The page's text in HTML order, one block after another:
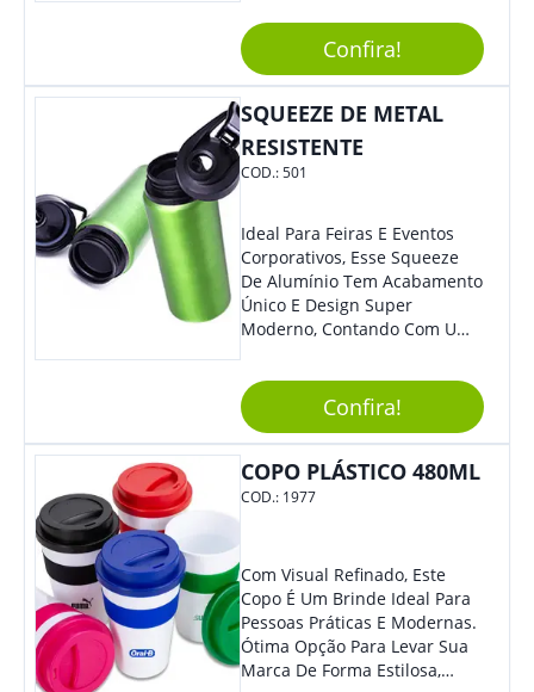
Elástico Permite Maior
Segurança Ao Carregá-Lo.
Ofereça A Seus Clientes E
Colaboradores, Sem Dúvidas
Eles Irão Adorar.
Confira!
SQUEEZE DE METAL
RESISTENTE
COD.:501
Ideal Para Feiras E Eventos
Corporativos, Esse Squeeze
De Alumínio Tem Acabamento
Único E Design Super
Moderno, Contando Com Uma
Permite Vazamentos. Sem
Dúvidas É Um Brinde Prático
Que Levará Sua Marca Com
Muito Estilo, Agradando À
Todos.
Confira!
COPO PLÁSTICO 480ML
COD.: 1977
Com Visual Refinado, Este
Copo É Um Brinde Ideal Para
Pessoas Práticas E Modernas.
Ótima Opção Para Levar Sua
Marca De Forma Estilosa,